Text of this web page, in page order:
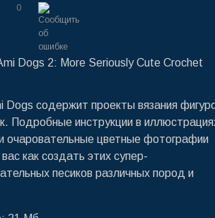
0
Dogs содержит проекты вязания
Подробные инструкции в
очаровательные цветные фотографии
как создать этих супер-
песиков различных пород и